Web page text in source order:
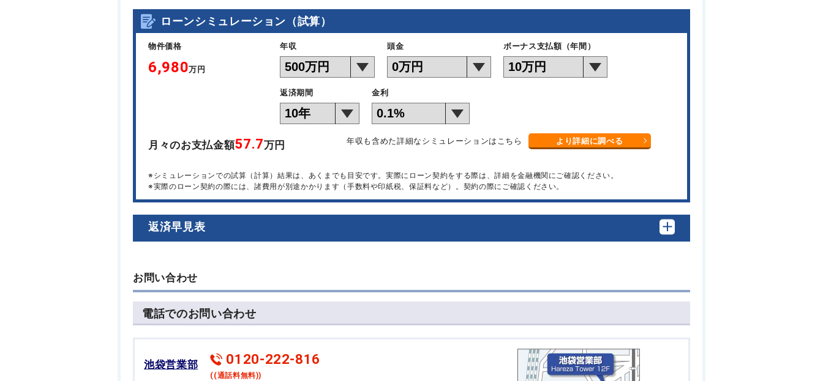
ローンシミュレーション（試算）
物件価格
6,980万円
年収 頭金 ボーナス支払額（年間）
返済期間 金利
月々のお支払金額57.7万円 年収も含めた詳細なシミュレーションはこちら より詳細に調べる
※シミュレーションでの試算（計算）結果は、あくまでも目安です。実際にローン契約をする際は、詳細を金融機関にご確認ください。
※実際のローン契約の際には、諸費用が別途かかります（手数料や印紙税、保証料など）。契約の際にご確認ください。
返済早見表
お問い合わせ
電話でのお問い合わせ
池袋営業部 0120-222-816
((通話料無料))